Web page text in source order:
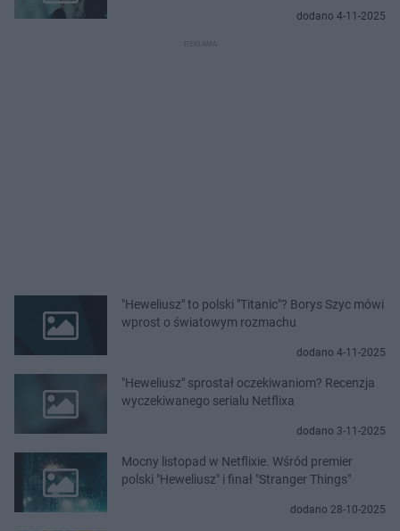
dodano 4-11-2025
"Heweliusz" to polski "Titanic"? Borys Szyc mówi
wprost o światowym rozmachu
dodano 4-11-2025
"Heweliusz" sprostał oczekiwaniom? Recenzja
wyczekiwanego serialu Netflixa
dodano 3-11-2025
Mocny listopad w Netflixie. Wśród premier
polski "Heweliusz" i finał "Stranger Things"
dodano 28-10-2025